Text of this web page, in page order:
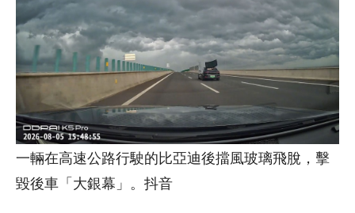
一輛在高速公路行駛的比亞迪後擋風玻璃飛脫，擊
毀後車「大銀幕」。抖音